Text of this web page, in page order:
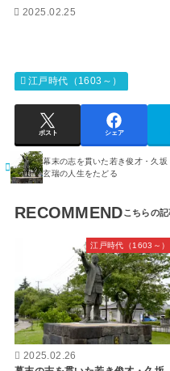
2025.02.25
江戸時代（1603～）
ポスト シェア
幕末の志を貫いた若き俊才・久坂
玄瑞の人生をたどる
RECOMMEND
江戸時代（1603～）
2025.02.26